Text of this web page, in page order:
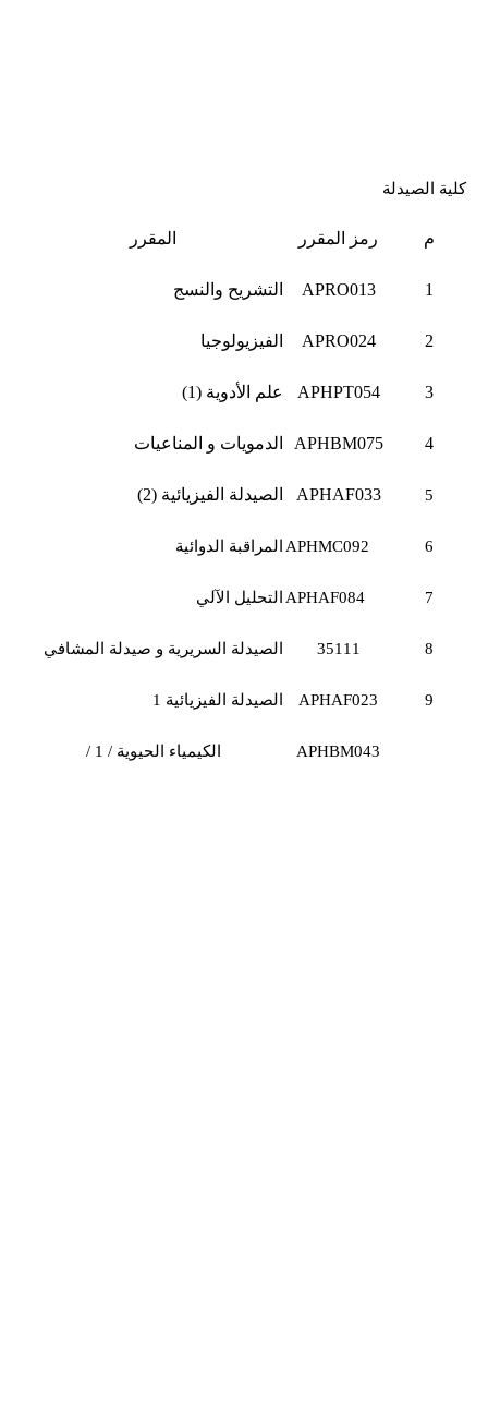
كلية الصيدلة
م رمز المقرر المقرر
1
APRO013 التشريح والنسج
2
APRO024 الفيزيولوجيا
3
APHPT054 علم الأدوية (1)
4
APHBM075 الدمويات و المناعيات
5
APHAF033 الصيدلة الفيزيائية (2)
6
APHMC092 المراقبة الدوائية
7
APHAF084 التحليل الآلي
8
35111 الصيدلة السريرية و صيدلة المشافي
9
APHAF023 الصيدلة الفيزيائية 1
APHBM043 الكيمياء الحيوية / 1 /